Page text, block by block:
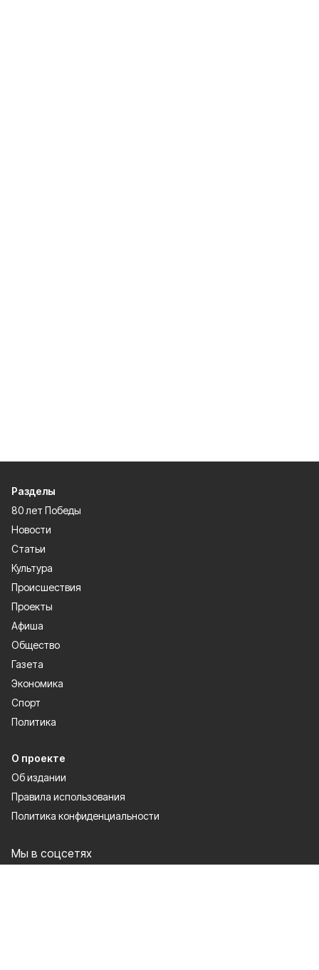
Разделы
80 лет Победы
Новости
Статьи
Культура
Происшествия
Проекты
Афиша
Общество
Газета
Экономика
Спорт
Политика
О проекте
Об издании
Правила использования
Политика конфиденциальности
Мы в соцсетях